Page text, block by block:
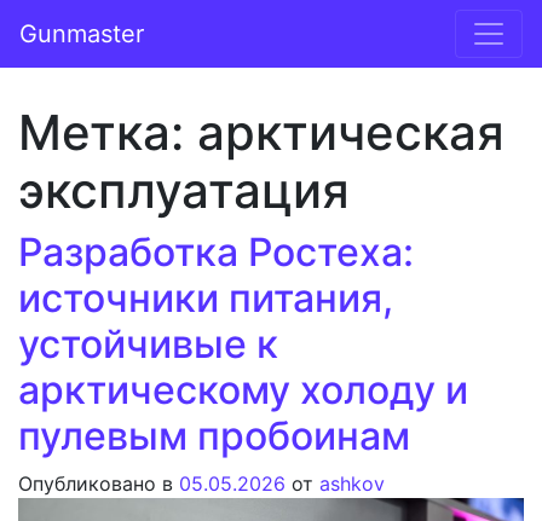
Основная навигация
Gunmaster
Метка: арктическая
эксплуатация
Разработка Ростеха:
источники питания,
устойчивые к
арктическому холоду и
пулевым пробоинам
Опубликовано в 05.05.2026 от ashkov